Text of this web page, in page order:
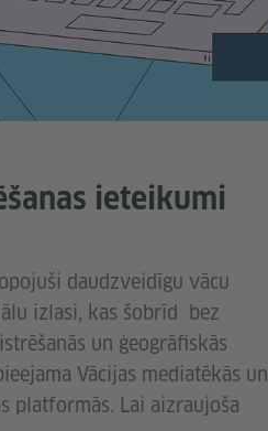
ieteikumi
daudzveidīgu vācu
izlasi, kas šobrīd bez
un ģeogrāfiskās
Vācijas mediatēkās un
platformās. Lai aizraujoša